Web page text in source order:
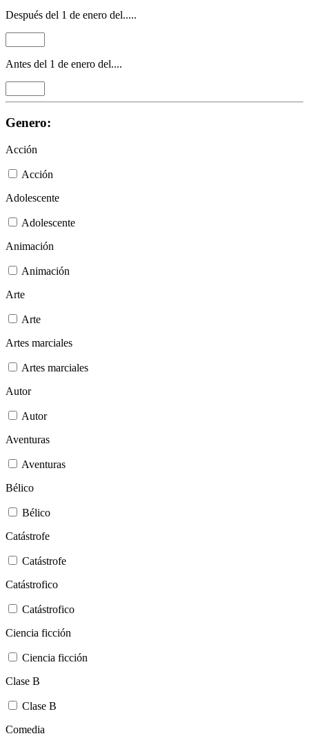
Después del 1 de enero del.....
Antes del 1 de enero del....
Genero:
Acción
Acción
Adolescente
Adolescente
Animación
Animación
Arte
Arte
Artes marciales
Artes marciales
Autor
Autor
Aventuras
Aventuras
Bélico
Bélico
Catástrofe
Catástrofe
Catástrofico
Catástrofico
Ciencia ficción
Ciencia ficción
Clase B
Clase B
Comedia